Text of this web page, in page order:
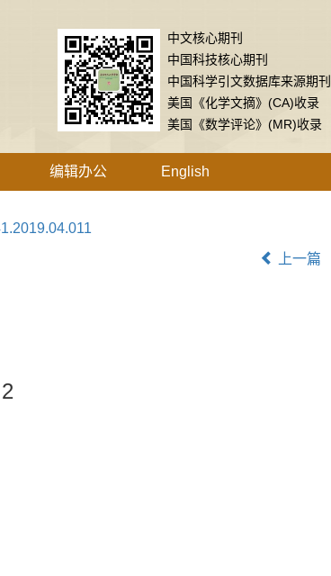
中文核心期刊
中国科技核心期刊
中国科学引文数据库来源期刊
美国《化学文摘》(CA)收录
美国《数学评论》(MR)收录
编辑办公 English
上一篇